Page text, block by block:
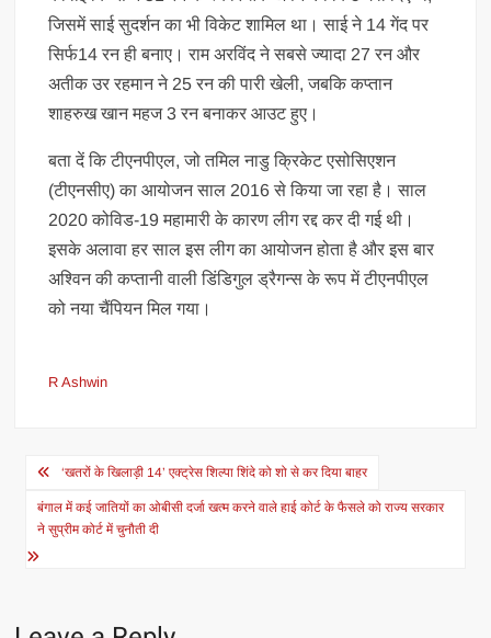
जिसमें साई सुदर्शन का भी विकेट शामिल था। साई ने 14 गेंद पर
सिर्फ14 रन ही बनाए। राम अरविंद ने सबसे ज्यादा 27 रन और
अतीक उर रहमान ने 25 रन की पारी खेली, जबकि कप्तान
शाहरुख खान महज 3 रन बनाकर आउट हुए।
बता दें कि टीएनपीएल, जो तमिल नाडु क्रिकेट एसोसिएशन
(टीएनसीए) का आयोजन साल 2016 से किया जा रहा है। साल
2020 कोविड-19 महामारी के कारण लीग रद्द कर दी गई थी।
इसके अलावा हर साल इस लीग का आयोजन होता है और इस बार
अश्विन की कप्तानी वाली डिंडिगुल ड्रैगन्स के रूप में टीएनपीएल
को नया चैंपियन मिल गया।
R Ashwin
Post
navigation
‘खतरों के खिलाड़ी 14’ एक्ट्रेस शिल्पा शिंदे को शो से कर दिया बाहर
बंगाल में कई जातियों का ओबीसी दर्जा खत्म करने वाले हाई कोर्ट के फैसले को राज्य सरकार
ने सुप्रीम कोर्ट में चुनौती दी